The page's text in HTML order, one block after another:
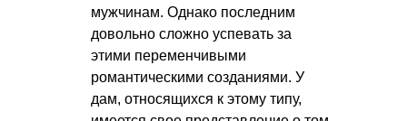
мужчинам. Однако последним
довольно сложно успевать за
этими переменчивыми
романтическими созданиями. У
дам, относящихся к этому типу,